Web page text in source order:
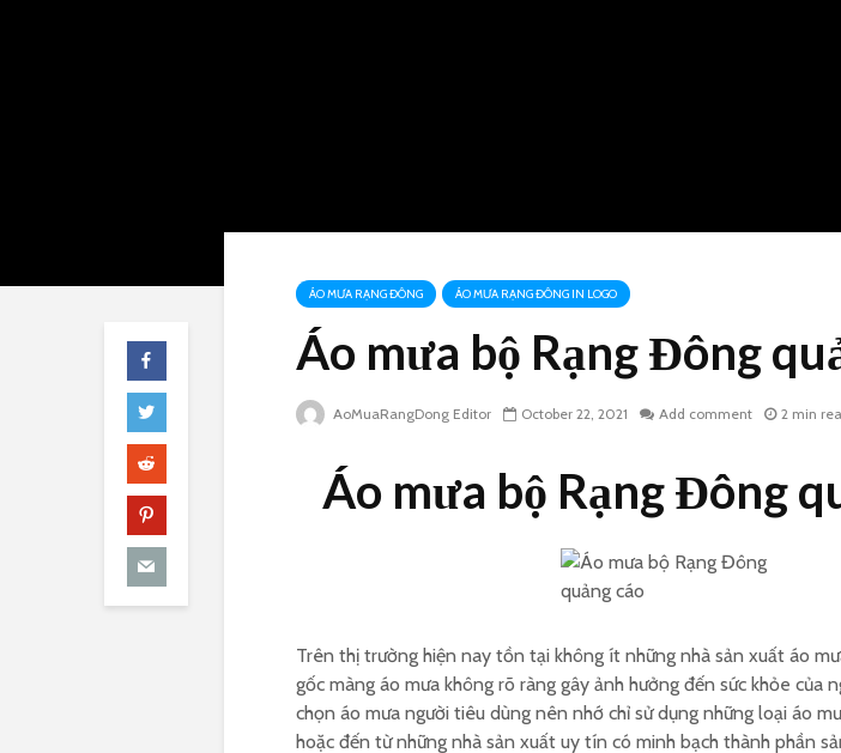
ÁO MƯA RẠNG ĐÔNG ÁO MƯA RẠNG ĐÔNG IN LOGO
Áo mưa bộ Rạng Đông
AoMuaRangDong Editor October 22, 2021 Add comment 2 min
Áo mưa bộ Rạng Đông
Trên thị trường hiện nay tồn tại không ít những nhà sản xuất áo
gốc màng áo mưa không rõ ràng gây ảnh hưởng đến sức khỏe của
chọn áo mưa người tiêu dùng nên nhớ chỉ sử dụng những loại áo
hoặc đến từ những nhà sản xuất uy tín có minh bạch thành phần
Gia công túi
Gia công túi
Rạng Đông